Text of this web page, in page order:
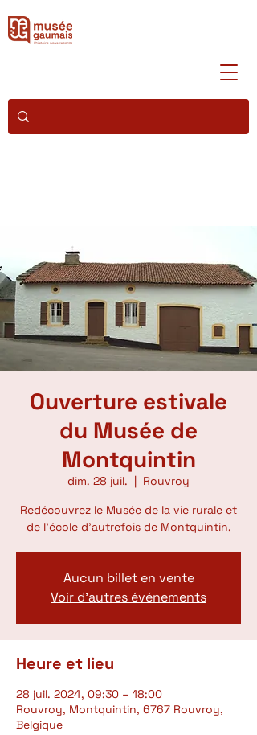
Ouverture estivale
du Musée de
Montquintin
dim. 28 juil.
  |
Rouvroy
Redécouvrez le Musée de la vie rurale et
de l'école d'autrefois de Montquintin.
Aucun billet en vente
Voir d'autres événements
Heure et lieu
28 juil. 2024, 09:30 – 18:00
Rouvroy, Montquintin, 6767 Rouvroy,
Belgique